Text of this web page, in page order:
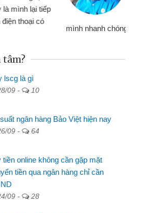
website qua bạn bè giới thiệu tôi
giải quyết được công việc của
tâm?
lscg là gì
09 - 10
ngân hàng Bảo Việt hiện nay
09 - 64
tiền online không cần gặp mặt
tiền qua ngân hàng chỉ cần
09 - 28